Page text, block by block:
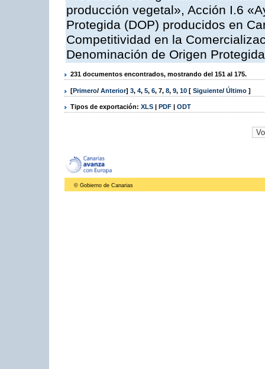
producción vegetal», Acción I.6
Protegida (DOP) producidos en
Competitividad en la
Denominación de Origen
231 documentos encontrados, mostrando del 151 al 175.
[Primero/ Anterior] 3, 4, 5, 6, 7, 8, 9, 10 [ Siguiente/ Último ]
Tipos de exportación: XLS | PDF | ODT
© Gobierno de Canarias